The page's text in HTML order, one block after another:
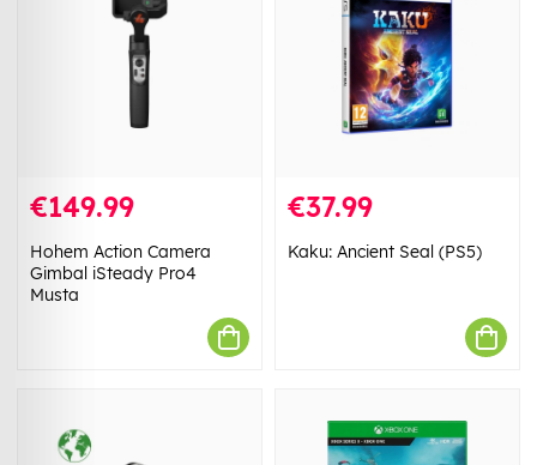
€149.99
Hohem Action Camera
Gimbal iSteady Pro4
Musta
€37.99
Kaku: Ancient Seal (PS5)